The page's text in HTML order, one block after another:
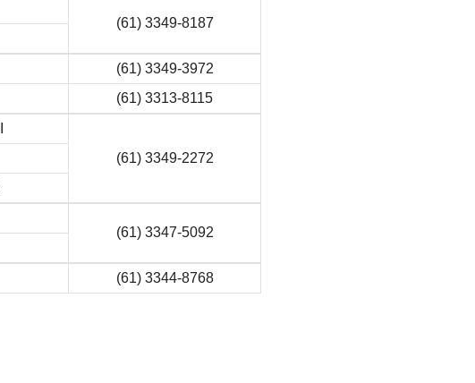
(61) 3349-8187
(61) 3349-3972
(61) 3313-8115
(61) 3349-2272
(61) 3347-5092
(61) 3344-8768